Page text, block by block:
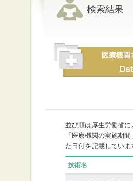
検索結果
並び順は厚生労働省に
「医療機関の実施期
た日付を記載してい
技術名